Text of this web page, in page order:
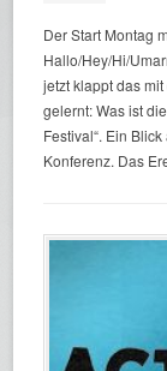
Der Start Montag
Hallo/Hey/Hi/
jetzt klappt das
gelernt: Was ist
Festival“. Ein
Konferenz. Das